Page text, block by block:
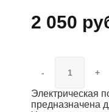
2 050
- +
Электрическая
предназначена